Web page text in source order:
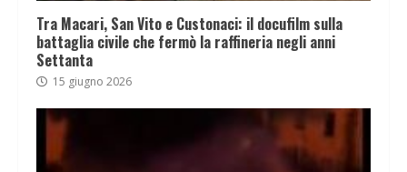
Tra Macari, San Vito e Custonaci: il docufilm sulla
battaglia civile che fermò la raffineria negli anni
Settanta
15 giugno 2026